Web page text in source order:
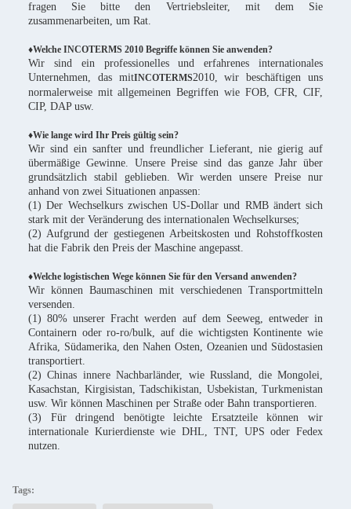
fragen Sie bitte den Vertriebsleiter, mit dem Sie
zusammenarbeiten, um Rat.
♦Welche INCOTERMS 2010 Begriffe können Sie anwenden?
Wir sind ein professionelles und erfahrenes internationales
Unternehmen, das mitINCOTERMS2010, wir beschäftigen uns
normalerweise mit allgemeinen Begriffen wie FOB, CFR, CIF,
CIP, DAP usw.
♦Wie lange wird Ihr Preis gültig sein?
Wir sind ein sanfter und freundlicher Lieferant, nie gierig auf
übermäßige Gewinne. Unsere Preise sind das ganze Jahr über
grundsätzlich stabil geblieben. Wir werden unsere Preise nur
anhand von zwei Situationen anpassen:
(1) Der Wechselkurs zwischen US-Dollar und RMB ändert sich
stark mit der Veränderung des internationalen Wechselkurses;
(2) Aufgrund der gestiegenen Arbeitskosten und Rohstoffkosten
hat die Fabrik den Preis der Maschine angepasst.
♦Welche logistischen Wege können Sie für den Versand anwenden?
Wir können Baumaschinen mit verschiedenen Transportmitteln
versenden.
(1) 80% unserer Fracht werden auf dem Seeweg, entweder in
Containern oder ro-ro/bulk, auf die wichtigsten Kontinente wie
Afrika, Südamerika, den Nahen Osten, Ozeanien und Südostasien
transportiert.
(2) Chinas innere Nachbarländer, wie Russland, die Mongolei,
Kasachstan, Kirgisistan, Tadschikistan, Usbekistan, Turkmenistan
usw. Wir können Maschinen per Straße oder Bahn transportieren.
(3) Für dringend benötigte leichte Ersatzteile können wir
internationale Kurierdienste wie DHL, TNT, UPS oder Fedex
nutzen.
Tags: